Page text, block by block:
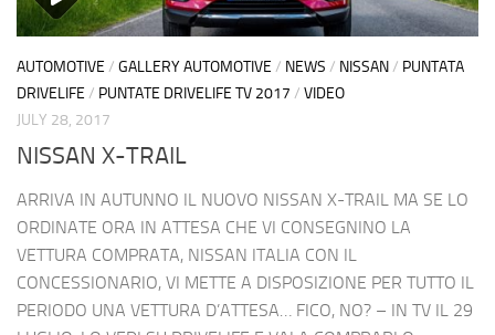
AUTOMOTIVE / GALLERY AUTOMOTIVE / NEWS / NISSAN/ PUNTATA
DRIVELIFE / PUNTATE DRIVELIFE TV 2017 / VIDEO
JULY 28, 2017
NISSAN X-TRAIL
ARRIVA IN AUTUNNO IL NUOVO NISSAN X-TRAIL MA SE LO
ORDINATE ORA IN ATTESA CHE VI CONSEGNINO LA
VETTURA COMPRATA, NISSAN ITALIA CON IL
CONCESSIONARIO, VI METTE A DISPOSIZIONE PER TUTTO IL
PERIODO UNA VETTURA D’ATTESA… FICO, NO? – IN TV IL 29